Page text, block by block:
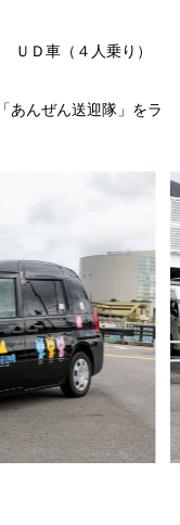
Ｄ車（４人乗り）
あんぜん送迎隊」をラ